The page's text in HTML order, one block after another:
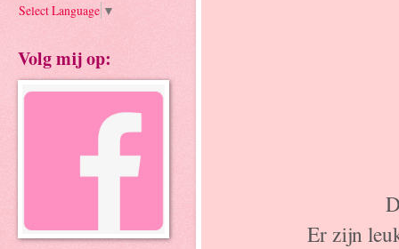
Er zijn
Select Language ▼
Volg mij op: